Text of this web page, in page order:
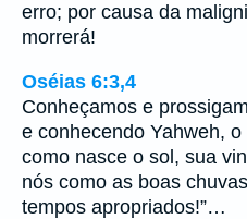
erro; por causa da
morrerá!
Oséias 6:3,4
Conheçamos e
e conhecendo Yahweh,
como nasce o sol, sua
nós como as boas
tempos apropriados!”…